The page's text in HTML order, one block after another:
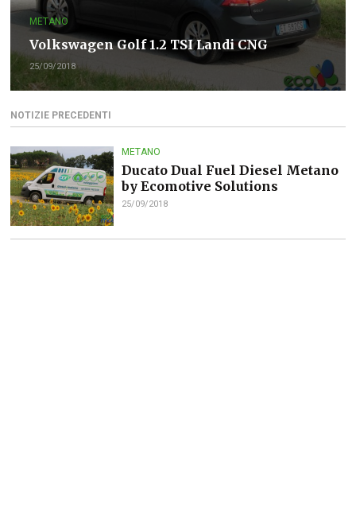
METANO
Volkswagen Golf 1.2 TSI Landi CNG
25/09/2018
NOTIZIE PRECEDENTI
METANO
Ducato Dual Fuel Diesel Metano
by Ecomotive Solutions
25/09/2018